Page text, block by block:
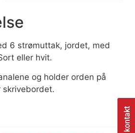
Ta kontakt
6 strømuttak, jordet, med
eller hvit.
og holder orden på
skrivebordet.